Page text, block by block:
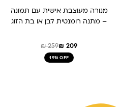
מנורה מעוצבת אישית עם תמונה
– מתנה רומנטית לבן או בת הזוג
₪259₪ 209
19% OFF